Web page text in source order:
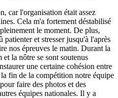
car l'organisation était assez
Cela m'a fortement déstabilisé
le moment. De plus,
et stresser jusqu'à l'après
nos épreuves le matin. Durant la
la nôtre se sont soutenus
une certaine cohésion entre
fin de la compétition notre équipe
faire des photos et des
équipes nationales. Il y a